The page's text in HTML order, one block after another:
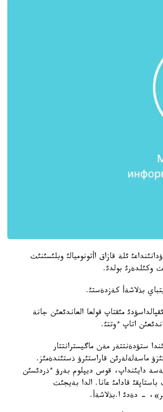
ئلة قازاق اأتونوميالئ وبلئسئنئث
وكئلدةرئ بولدئ.
بذلاشةأ كةزدةستئ.
مئقتاپ قولعا العاندئعئن جانة
اتاپ ءوتتئ.
ستؤدةنتتةر مةن ماگيسترانتتار
ماسةلةلةرئن قاراستئرؤ ذستئندةمئز.
دايئنداپ، قوس ديپلوم بةرؤ ءذردئسئن
قادامئ عانا. الدا بةيجئث
- دةدئ ا.بذلاشةأ.